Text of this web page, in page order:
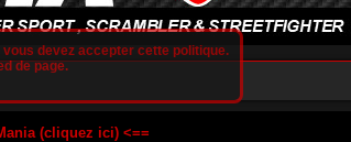
(cliquez ici) <==
devez accepter cette politique.
de page.